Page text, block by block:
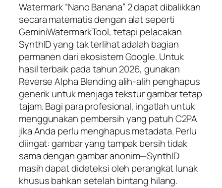
Watermark “Nano Banana” 2 dapat dibalikkan
secara matematis dengan alat seperti
GeminiWatermarkTool, tetapi pelacakan
SynthID yang tak terlihat adalah bagian
permanen dari ekosistem Google. Untuk
hasil terbaik pada tahun 2026, gunakan
Reverse Alpha Blending alih-alih penghapus
generik untuk menjaga tekstur gambar tetap
tajam. Bagi para profesional, ingatlah untuk
menggunakan pembersih yang patuh C2PA
jika Anda perlu menghapus metadata. Perlu
diingat: gambar yang tampak bersih tidak
sama dengan gambar anonim—SynthID
masih dapat dideteksi oleh perangkat lunak
khusus bahkan setelah bintang hilang.